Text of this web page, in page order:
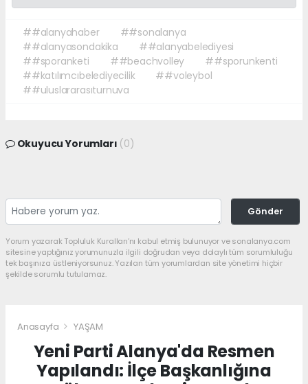
##alanyahaber
##sonalanya
##alanyasondakika
##alanyabelediyesi
##sporanketi
##beachvolley
##sporunkenti
##katılımcıbelediyecilik
##voleybol
##uluslararasıturnuva
Okuyucu Yorumları (0)
Gönder
Yorum yazarak Topluluk Kuralları’nı kabul etmiş bulunuyor ve sonalanya.com
sitesine yaptığınız yorumunuzla ilgili doğrudan veya dolaylı tüm sorumluluğu
tek başınıza üstleniyorsunuz. Yazılan tüm yorumlardan site yönetimi hiçbir
şekilde sorumlu tutulamaz.
Anasayfa YAŞAM
Yeni Parti Alanya'da Resmen
Yapılandı: İlçe Başkanlığına